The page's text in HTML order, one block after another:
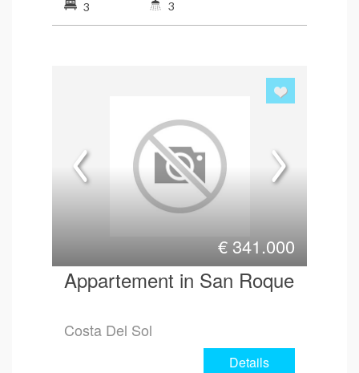
3 3
€341.000
Appartement in San Roque
Costa Del Sol
Details